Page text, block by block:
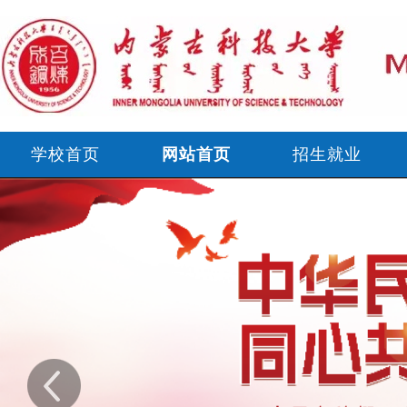
学校首页 网站首页 招生就业